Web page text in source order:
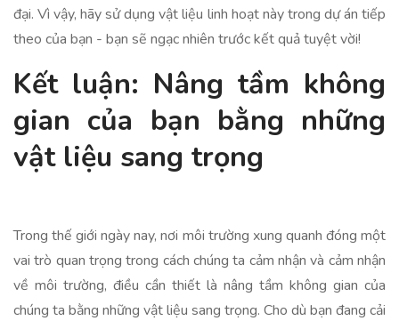
đại. Vì vậy, hãy sử dụng vật liệu linh hoạt này trong dự án tiếp
theo của bạn - bạn sẽ ngạc nhiên trước kết quả tuyệt vời!
Kết luận: Nâng tầm không
gian của bạn bằng những
vật liệu sang trọng
Trong thế giới ngày nay, nơi môi trường xung quanh đóng một
vai trò quan trọng trong cách chúng ta cảm nhận và cảm nhận
về môi trường, điều cần thiết là nâng tầm không gian của
chúng ta bằng những vật liệu sang trọng. Cho dù bạn đang cải